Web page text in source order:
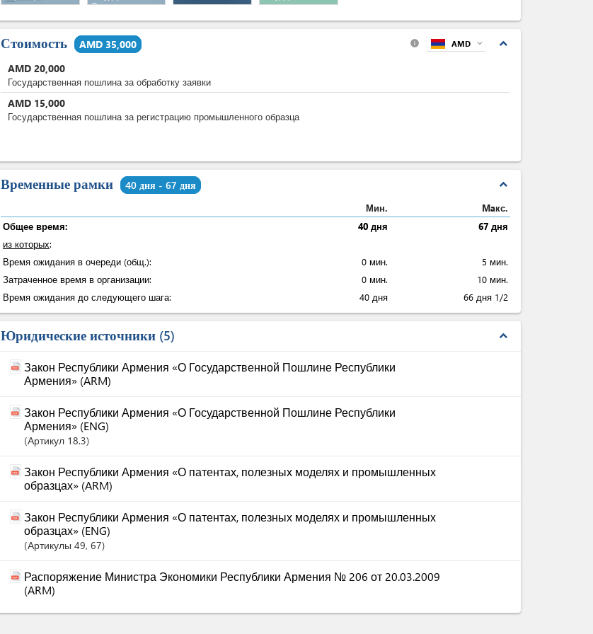
Регистра
пошлины
Стоимость AMD 35,000 expand_less
info AMD expand_more
AMD 20,000
Государственная пошлина за обработку заявки
AMD 15,000
Государственная пошлина за регистрацию промышленного образца
Временные рамки 40 дня - 67 дня expand_less
Мин.
Maкс.
Общее время:
40 дня
67 дня
из которых:
Время ожидания в очереди (общ.):
0 мин.
5 мин.
Затраченное время в организации:
0 мин.
10 мин.
Время ожидания до следующего шага:
40 дня 66 дня 1/2
Юридические источники 5 expand_less
Закон Республики Армения «О Государственной Пошлине Республики
Армения» (ARM)
Закон Республики Армения «О Государственной Пошлине Республики
Армения» (ENG)
Артикул 18.3
Закон Республики Армения «О патентах, полезных моделях и промышленных
образцах» (ARM)
Закон Республики Армения «О патентах, полезных моделях и промышленных
образцах» (ENG)
Артикулы 49, 67
Распоряжение Министра Экономики Республики Армения № 206 от 20.03.2009
(ARM)